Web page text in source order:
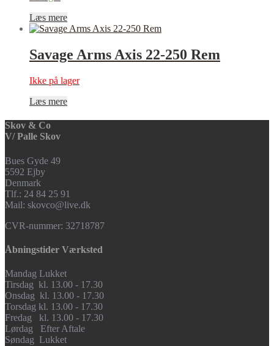
Læs mere
Savage Arms Axis 22-250 Rem
Ikke på lager
Læs mere
Skov & Co
V/ Palle Skov
Bues Gyde 49
5592 Ejby
Denmark
Tlf.: 24 84 25 91
Mail: skovco@live.dk
CVR-nummer: 32718787
Åbningstider Værksted
Mandag Lukket
Tirsdag kl. 13.00 - 17.30
Onsdag kl. 13.00 - 17.30
Torsdag kl. 13.00 - 17.30
Fredag kl. 13.00 - 17.30
Lørdag Efter Aftale
Søndag Lukket